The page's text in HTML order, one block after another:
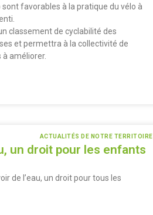
favorables à la pratique du vélo à
classement de cyclabilité des
et permettra à la collectivité de
améliorer.
ACTUALITÉS DE NOTRE TERRITOIRE
un droit pour les enfants
de l’eau, un droit pour tous les